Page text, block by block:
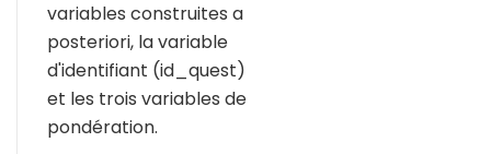
variables construites a
posteriori, la variable
d'identifiant (id_quest)
et les trois variables de
pondération.